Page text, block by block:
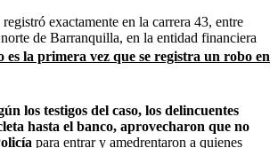
exactamente en la carrera 43, entre
de Barranquilla, en la entidad financiera
es la primera vez que se registra un robo en
los testigos del caso, los delincuentes
hasta el banco, aprovecharon que no
para entrar y amedrentaron a quienes